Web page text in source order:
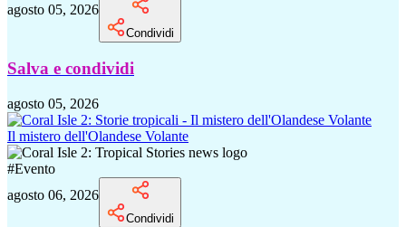
agosto 05, 2026
Condividi
Salva e condividi
agosto 05, 2026
Il mistero dell'Olandese Volante
#Evento
agosto 06, 2026
Condividi